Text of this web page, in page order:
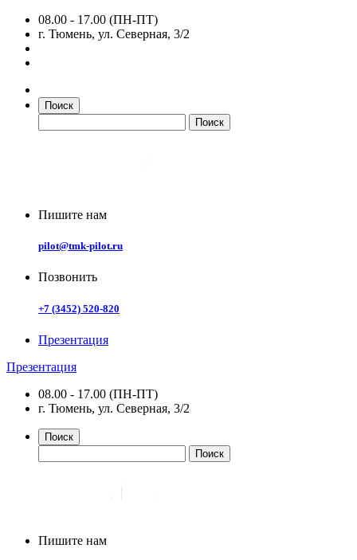
08.00 - 17.00 (ПН-ПТ)
г. Тюмень, ул. Северная, 3/2
Поиск
Пишите нам
pilot@tmk-pilot.ru
Позвонить
+7 (3452) 520-820
Презентация
Презентация
08.00 - 17.00 (ПН-ПТ)
г. Тюмень, ул. Северная, 3/2
Поиск
Пишите нам